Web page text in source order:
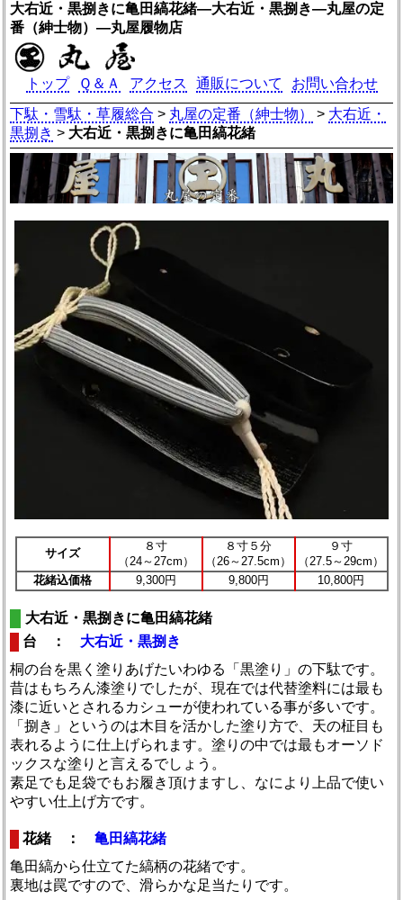
大右近・黒捌きに亀田縞花緒―大右近・黒捌き―丸屋の定
番（紳士物）―丸屋履物店
トップ Ｑ＆Ａ アクセス 通販について
お問い合わせ
下駄・雪駄・草履総合 > 丸屋の定番（紳士物） > 大右近・
黒捌き > 大右近・黒捌きに亀田縞花緒
サイズ
８寸
（24～27cm）
８寸５分
（26～27.5cm）
９寸
（27.5～29cm）
花緒込価格
9,300円 9,800円 10,800円
大右近・黒捌きに亀田縞花緒
台 ： 大右近・黒捌き
桐の台を黒く塗りあげたいわゆる「黒塗り」の下駄です。
昔はもちろん漆塗りでしたが、現在では代替塗料には最も
漆に近いとされるカシューが使われている事が多いです。
「捌き」というのは木目を活かした塗り方で、天の柾目も
表れるように仕上げられます。塗りの中では最もオーソド
ックスな塗りと言えるでしょう。
素足でも足袋でもお履き頂けますし、なにより上品で使い
やすい仕上げ方です。
花緒 ：亀田縞花緒
亀田縞から仕立てた縞柄の花緒です。
裏地は罠ですので、滑らかな足当たりです。